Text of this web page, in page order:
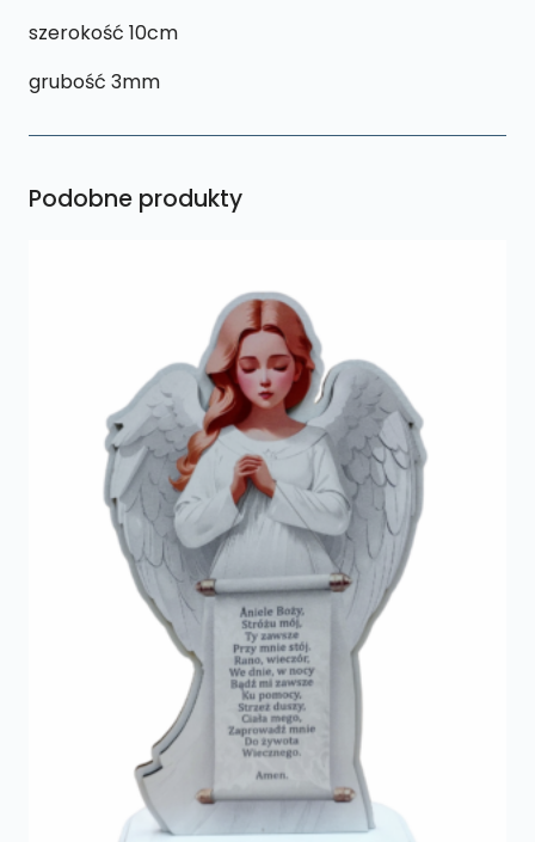
szerokość 10cm
grubość 3mm
Podobne produkty